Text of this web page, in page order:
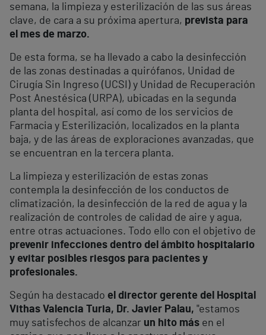
semana, la limpieza y esterilización de las sus áreas
clave, de cara a su próxima apertura, prevista para
el mes de marzo.
De esta forma, se ha llevado a cabo la desinfección
de las zonas destinadas a quirófanos, Unidad de
Cirugía Sin Ingreso (UCSI) y Unidad de Recuperación
Post Anestésica (URPA), ubicadas en la segunda
planta del hospital, así como de los servicios de
Farmacia y Esterilización, localizados en la planta
baja, y de las áreas de exploraciones avanzadas, que
se encuentran en la tercera planta.
La limpieza y esterilización de estas zonas
contempla la desinfección de los conductos de
climatización, la desinfección de la red de agua y la
realización de controles de calidad de aire y agua,
entre otras actuaciones. Todo ello con el objetivo de
prevenir infecciones dentro del ámbito hospitalario
y evitar posibles riesgos para pacientes y
profesionales.
Según ha destacado el director gerente del Hospital
Vithas Valencia Turia, Dr. Javier Palau, "estamos
muy satisfechos de alcanzar un hito más en el